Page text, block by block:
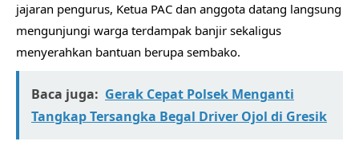
jajaran pengurus, Ketua PAC dan anggota datang langsung
mengunjungi warga terdampak banjir sekaligus
menyerahkan bantuan berupa sembako.
Baca juga: Gerak Cepat Polsek Menganti
Tangkap Tersangka Begal Driver Ojol di Gresik